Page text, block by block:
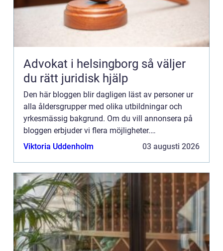
Advokat i helsingborg så väljer
du rätt juridisk hjälp
Den här bloggen blir dagligen läst av personer ur
alla åldersgrupper med olika utbildningar och
yrkesmässig bakgrund. Om du vill annonsera på
bloggen erbjuder vi flera möjligheter.
Bannerannonser är endast ett av alternativen.
Viktoria Uddenholm 03 augusti 2026